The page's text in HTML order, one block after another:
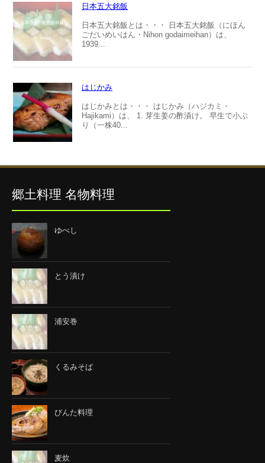
日本五大銘飯
日本五大銘飯とは・・・ 日本五大銘飯（にほん
ごだいめいはん・Nihon godaimeihan）は、
1939...
はじかみ
はじかみとは・・・ はじかみ（ハジカミ・
Hajikami）は、 1. 芽生姜の酢漬け。 早生で小ぶ
り（一株40...
郷土料理 名物料理
ゆべし
とう漬け
浦安巻
くるみそば
びんた料理
麦炊